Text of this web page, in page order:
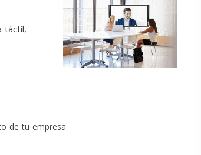
táctil,
de tu empresa.